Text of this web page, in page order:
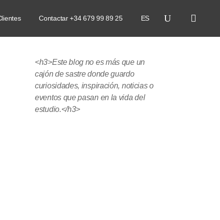
Contactar +34 679 99 89 25 ES
<h3>Este blog no es más que un
cajón de sastre donde guardo
curiosidades, inspiración, noticias o
eventos que pasan en la vida del
estudio.</h3>